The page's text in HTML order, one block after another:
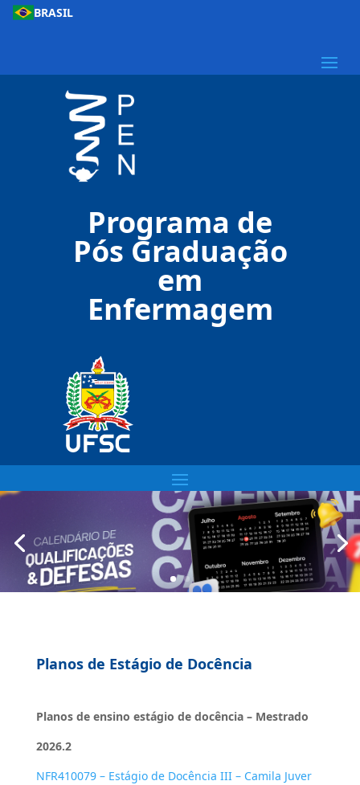
BRASIL
Programa de
Pós Graduação
em
Enfermagem
Planos de Estágio de Docência
Planos de ensino estágio de docência – Mestrado
2026.2
NFR410079 – Estágio de Docência III – Camila Juver